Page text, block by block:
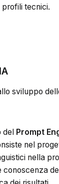
profili tecnici.
sviluppo
del Prompt
nel
nella